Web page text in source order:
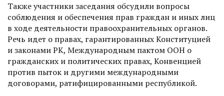
Также участники заседания обсудили вопросы
соблюдения и обеспечения прав граждан и иных лиц
в ходе деятельности правоохранительных органов.
Речь идет о правах, гарантированных Конституцией
и законами РК, Международным пактом ООН о
гражданских и политических правах, Конвенцией
против пыток и другими международными
договорами, ратифицированными республикой.